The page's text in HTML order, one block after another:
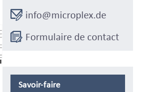
info@microplex.de
Formulaire de contact
Savoir-faire